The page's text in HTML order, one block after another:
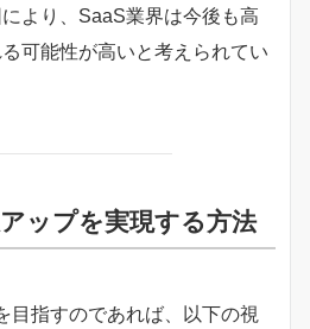
より、SaaS業界は今後も高
可能性が高いと考えられてい
ップを実現する方法
目指すのであれば、以下の視